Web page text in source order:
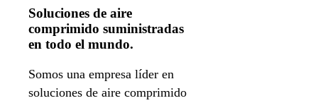
Soluciones de aire
comprimido suministradas
en todo el mundo.
Somos una empresa líder en
soluciones de aire comprimido